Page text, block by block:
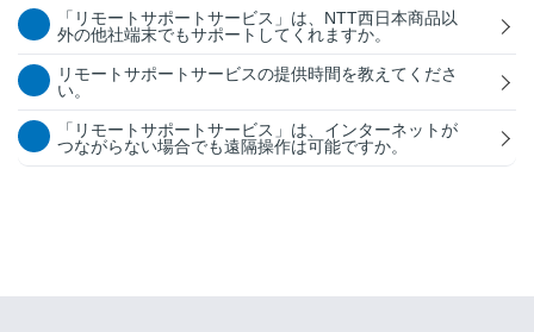
「リモートサポートサービス」は、NTT西日本商品以
外の他社端末でもサポートしてくれますか。
リモートサポートサービスの提供時間を教えてくださ
い。
「リモートサポートサービス」は、インターネットが
つながらない場合でも遠隔操作は可能ですか。